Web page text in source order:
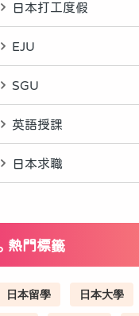
日本打工度假
EJU
SGU
英語授課
日本求職
熱門標籤
日本留學 日本大學